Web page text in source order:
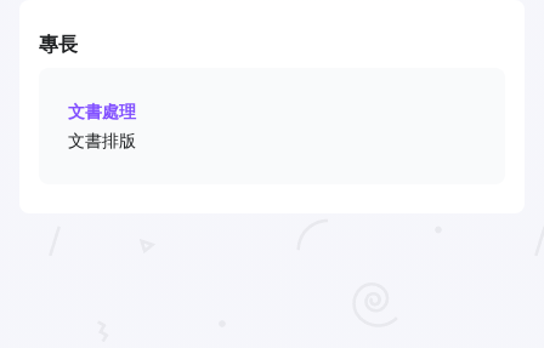
專長
文書處理
文書排版